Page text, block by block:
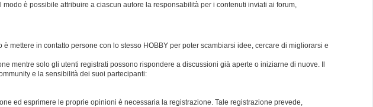
è possibile attribuire a ciascun autore la responsabilità per i contenuti inviati ai forum,
in contatto persone con lo stesso HOBBY per poter scambiarsi idee, cercare di migliorarsi e
mentre solo gli utenti registrati possono rispondere a discussioni già aperte o iniziarne di nuove. Il
e la sensibilità dei suoi partecipanti:
ed esprimere le proprie opinioni è necessaria la registrazione. Tale registrazione prevede,